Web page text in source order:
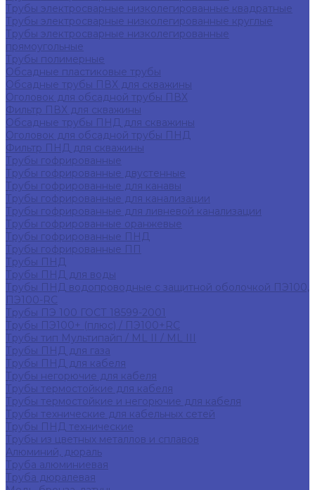
Трубы электросварные низколегированные квадратные
Трубы электросварные низколегированные круглые
Трубы электросварные низколегированные
прямоугольные
Трубы полимерные
Обсадные пластиковые трубы
Обсадные трубы ПВХ для скважины
Оголовок для обсадной трубы ПВХ
Фильтр ПВХ для скважины
Обсадные трубы ПНД для скважины
Оголовок для обсадной трубы ПНД
Фильтр ПНД для скважины
Трубы гофрированные
Трубы гофрированные двустенные
Трубы гофрированные для канавы
Трубы гофрированные для канализации
Трубы гофрированные для ливневой канализации
Трубы гофрированные оранжевые
Трубы гофрированные ПНД
Трубы гофрированные ПП
Трубы ПНД
Трубы ПНД для воды
Трубы ПНД водопроводные с защитной оболочкой ПЭ100,
ПЭ100-RC
Трубы ПЭ 100 ГОСТ 18599-2001
Трубы ПЭ100+ (плюс) / ПЭ100+RC
Трубы тип Мультипайп / ML II / ML III
Трубы ПНД для газа
Трубы ПНД для кабеля
Трубы негорючие для кабеля
Трубы термостойкие для кабеля
Трубы термостойкие и негорючие для кабеля
Трубы технические для кабельных сетей
Трубы ПНД технические
Трубы из цветных металлов и сплавов
Алюминий, дюраль
Труба алюминиевая
Труба дюралевая